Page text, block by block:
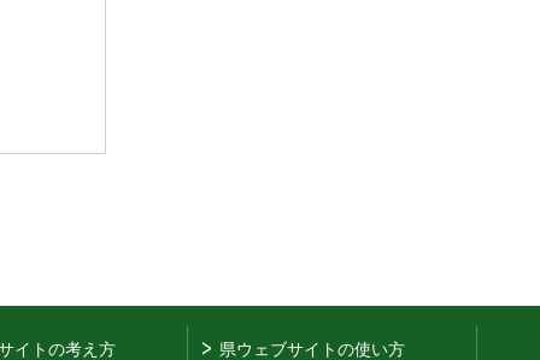
イトの考え方 県ウェブサイトの使い方